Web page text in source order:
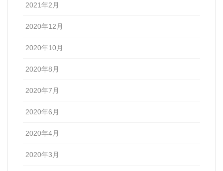
2021年2月
2020年12月
2020年10月
2020年8月
2020年7月
2020年6月
2020年4月
2020年3月